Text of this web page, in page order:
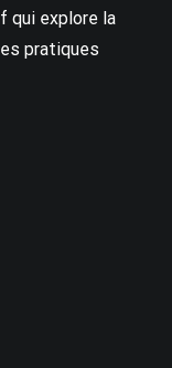
qui explore la
pratiques